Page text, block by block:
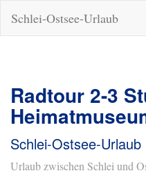
Schlei-Ostsee-Urlaub
Radtour 2-3
Schlei-Ostsee-Urlaub
Urlaub zwischen Schlei und